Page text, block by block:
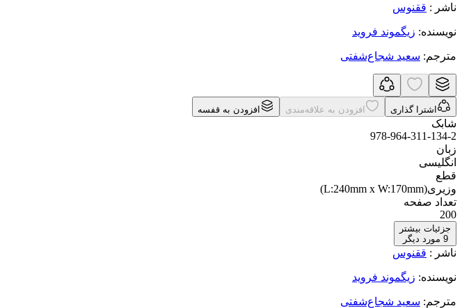
ناشر : ققنوس
نویسنده: زیگموند فروید
مترجم: سعید شجاع‌شفتی
اشترا گذاری افزودن به علاقه‌مندی افزودن به قفسه
شابک
978-964-311-134-2
زبان
انگلیسی
قطع
وزیری(L:240mm x W:170mm)
تعداد صفحه
200
جزئیات بیشتر
9 مورد دیگر
ناشر : ققنوس
نویسنده: زیگموند فروید
مترجم: سعید شجاع‌شفتی